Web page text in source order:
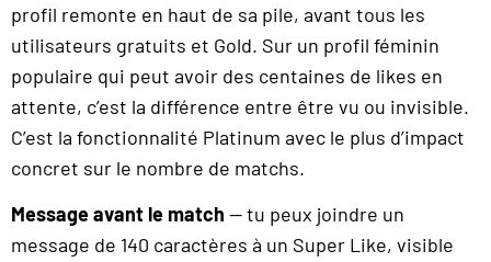
profil remonte en haut de sa pile, avant tous les
utilisateurs gratuits et Gold. Sur un profil féminin
populaire qui peut avoir des centaines de likes en
attente, c’est la différence entre être vu ou invisible.
C’est la fonctionnalité Platinum avec le plus d’impact
concret sur le nombre de matchs.
Message avant le match — tu peux joindre un
message de 140 caractères à un Super Like, visible